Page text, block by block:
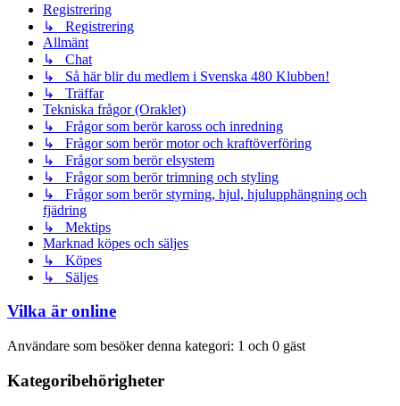
Registrering
↳ Registrering
Allmänt
↳ Chat
↳ Så här blir du medlem i Svenska 480 Klubben!
↳ Träffar
Tekniska frågor (Oraklet)
↳ Frågor som berör kaross och inredning
↳ Frågor som berör motor och kraftöverföring
↳ Frågor som berör elsystem
↳ Frågor som berör trimning och styling
↳ Frågor som berör styrning, hjul, hjulupphängning och
fjädring
↳ Mektips
Marknad köpes och säljes
↳ Köpes
↳ Säljes
Vilka är online
Användare som besöker denna kategori: 1 och 0 gäst
Kategoribehörigheter